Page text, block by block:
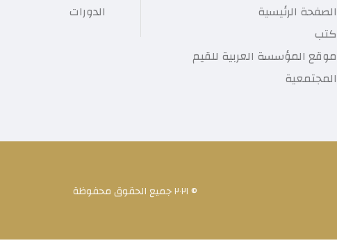
الصفحة الرئيسية
كتب
موقع المؤسسة العربية للقيم
المجتمعية
الدورات
© ٢٠٢١ جميع الحقوق محفوظة